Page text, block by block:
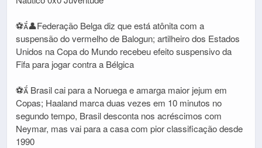
⚽👤Federação Belga diz que está atônita com a
suspensão do vermelho de Balogun; artilheiro dos Estados
Unidos na Copa do Mundo recebeu efeito suspensivo da
Fifa para jogar contra a Bélgica
⚽ Brasil cai para a Noruega e amarga maior jejum em
Copas; Haaland marca duas vezes em 10 minutos no
segundo tempo, Brasil desconta nos acréscimos com
Neymar, mas vai para a casa com pior classificação desde
1990